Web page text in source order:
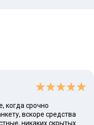
когда срочно
вскоре средства
никаких скрытых